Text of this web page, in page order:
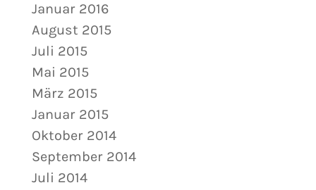
Januar 2016
August 2015
Juli 2015
Mai 2015
März 2015
Januar 2015
Oktober 2014
September 2014
Juli 2014